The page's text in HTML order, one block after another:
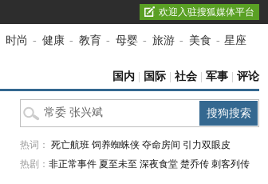
欢迎入驻搜狐媒体平台
时尚 - 健康 - 教育 - 母婴 - 旅游 - 美食 - 星座
国内 国际 社会 军事 评论
热词： 死亡航班 饲养蜘蛛侠 夺命房间 引力双眼皮
热剧： 非正常事件 夏至未至 深夜食堂 楚乔传 刺客列传